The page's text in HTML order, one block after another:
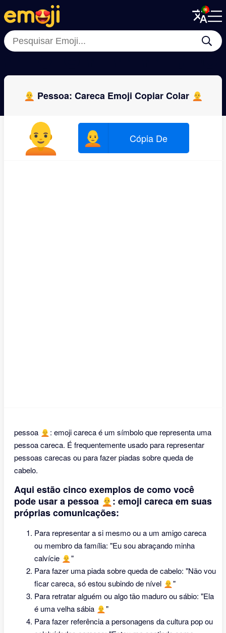
Menu
Close
Menu
Close
🧑‍🦲 Pessoa: Careca Emoji Copiar Colar 🧑‍🦲
🧑‍🦲 🧑‍🦲 Cópia De
pessoa 🧑‍🦲: emoji careca é um símbolo que representa uma
pessoa careca. É frequentemente usado para representar
pessoas carecas ou para fazer piadas sobre queda de
cabelo.
Aqui estão cinco exemplos de como você
pode usar a pessoa 🧑‍🦲: emoji careca em suas
próprias comunicações:
Para representar a si mesmo ou a um amigo careca
ou membro da família: "Eu sou abraçando minha
calvície 🧑‍🦲"
Para fazer uma piada sobre queda de cabelo: "Não vou
ficar careca, só estou subindo de nível 🧑‍🦲"
Para retratar alguém ou algo tão maduro ou sábio: "Ela
é uma velha sábia 🧑‍🦲"
Para fazer referência a personagens da cultura pop ou